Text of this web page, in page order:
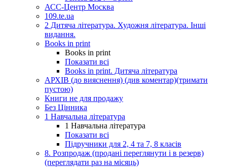
АСС-Центр Москва
109.te.ua
2 Дитяча література. Художня література. Інші
видання.
Books in print
Books in print
Показати всі
Books in print. Дитяча література
АРХІВ (до вияснення) (див коментар)(тримати
пустою)
Книги не для продажу
Без Цінника
1 Навчальна література
1 Навчальна література
Показати всі
Підручники для 2, 4 та 7, 8 класів
8. Розпродаж (продані переглянути і в резерв)
(переглядати раз на місяць)